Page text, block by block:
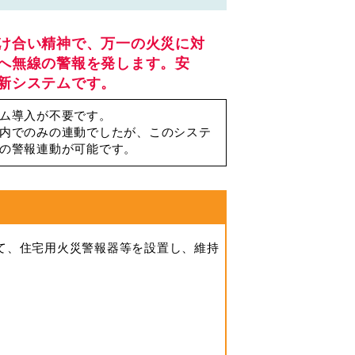
合い精神で、万一の火災に対
無線の警報を発します。安
システムです。
導入が不要です。
でのみの連動でしたが、このシステ
警報連動が可能です。
住宅用火災警報器等を設置し、維持